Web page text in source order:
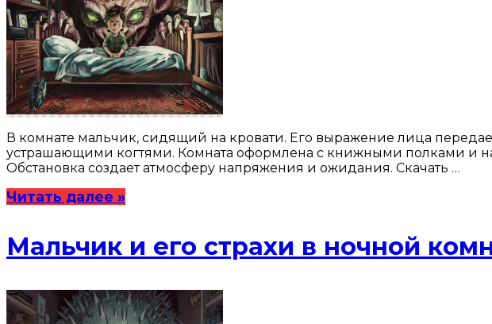
В комнате мальчик, сидящий на кровати. Его выражение лица
устрашающими когтями. Комната оформлена с книжными полками и
Обстановка создает атмосферу напряжения и ожидания. Скачать …
Читать далее »
Мальчик и его страхи в ночной